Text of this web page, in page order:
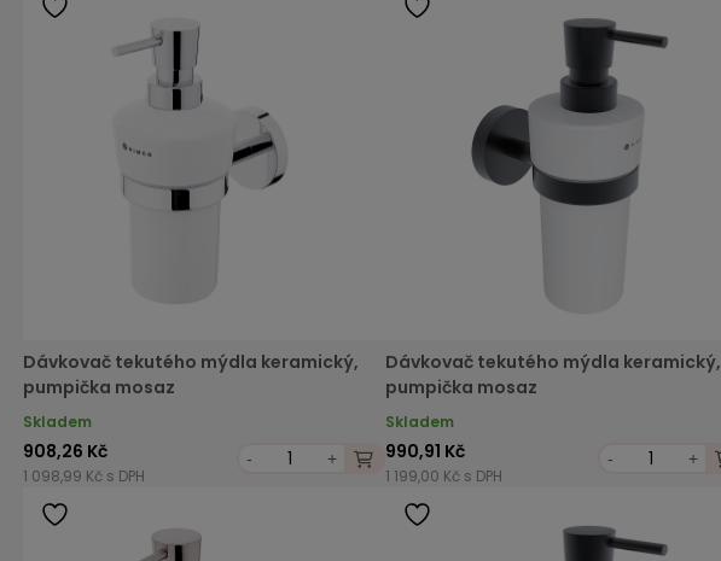
Dávkovač tekutého mýdla keramický,
pumpička mosaz
Skladem
908,26 Kč
1 098,99 Kč s DPH
- +
Dávkovač tekutého mýdla keramický,
pumpička mosaz
Skladem
990,91 Kč
1 199,00 Kč s DPH
- +